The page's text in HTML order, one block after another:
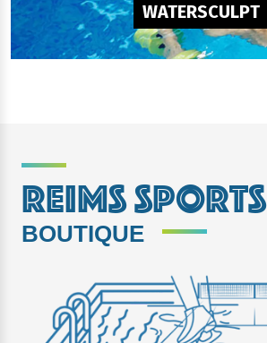
WATERSCULPT
REIMS SPORTS
BOUTIQUE